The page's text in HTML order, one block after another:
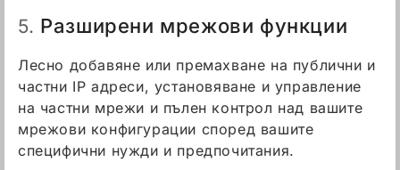
5. Разширени мрежови функции
Лесно добавяне или премахване на публични и
частни IP адреси, установяване и управление
на частни мрежи и пълен контрол над вашите
мрежови конфигурации според вашите
специфични нужди и предпочитания.